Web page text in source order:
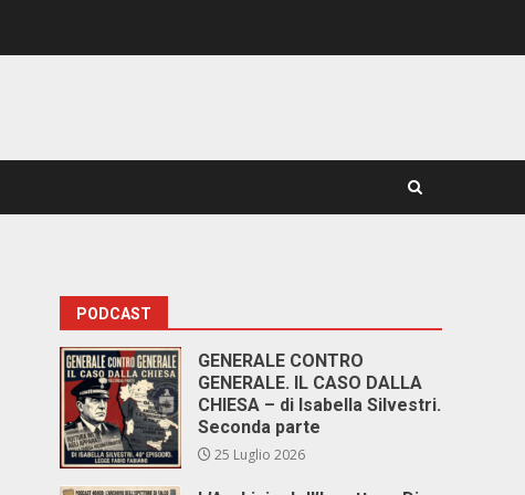
PODCAST
GENERALE CONTRO
GENERALE. IL CASO DALLA
CHIESA – di Isabella Silvestri.
Seconda parte
25 Luglio 2026